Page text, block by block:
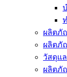
ผลิตภั
ผลิตภั
วัสดุแ
ผลิตภั